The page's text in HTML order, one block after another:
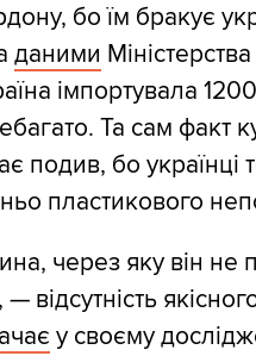
бо їм бракує
даними
імпортувала
Та сам факт
подив, бо
пластикового
через яку він не
відсутність
у своєму